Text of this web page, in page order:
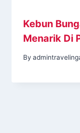
Kebun
Menarik Di
By